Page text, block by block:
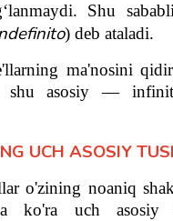
Shu
) deb ataladi.
ma'nosini
shu asosiy —
UCH ASOSIY
o'zining noaniq
ko'ra uch asosiy